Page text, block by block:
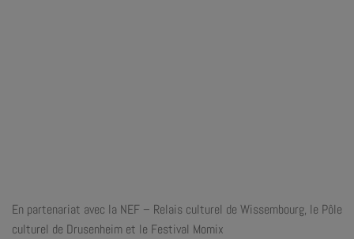
En partenariat avec la NEF – Relais culturel de Wissembourg, le Pôle
culturel de Drusenheim et le Festival Momix